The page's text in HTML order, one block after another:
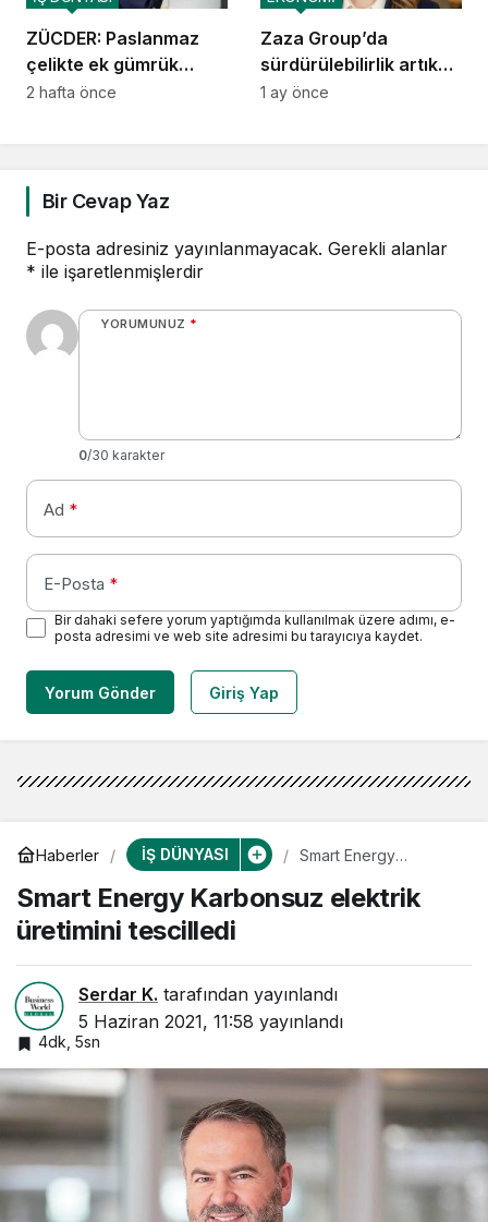
ZÜCDER: Paslanmaz
çelikte ek gümrük
vergileri kaldırılmalı
2 hafta önce
Zaza Group’da
sürdürülebilirlik artık
bir tercih değil, DNA
1 ay önce
Bir Cevap Yaz
E-posta adresiniz yayınlanmayacak. Gerekli alanlar
* ile işaretlenmişlerdir
YORUMUNUZ *
0/30 karakter
Ad *
E-Posta *
Bir dahaki sefere yorum yaptığımda kullanılmak üzere adımı, e-
posta adresimi ve web site adresimi bu tarayıcıya kaydet.
Yorum Gönder Giriş Yap
Haberler İŞ DÜNYASI
Smart Energy
üretimini tescilledi
Smart Energy Karbonsuz elektrik
üretimini tescilledi
Serdar K. tarafından yayınlandı
5 Haziran 2021, 11:58 yayınlandı
4dk, 5sn